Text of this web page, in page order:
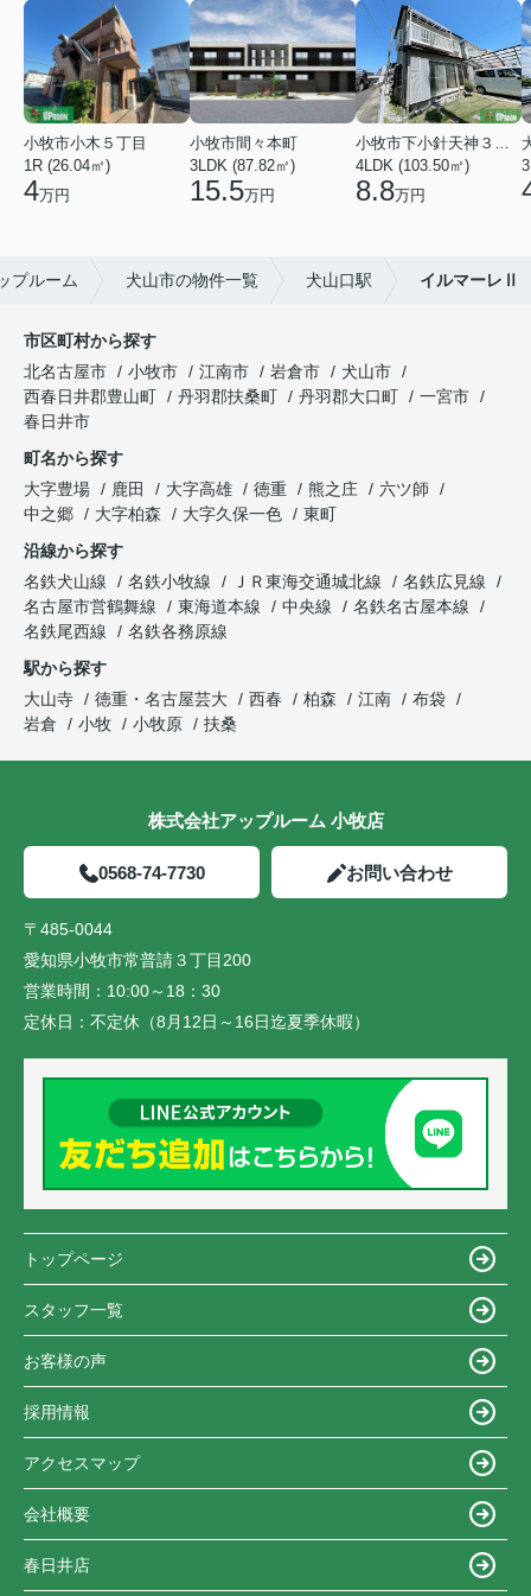
小牧市小木５丁目
1R (26.04㎡)
4万円
小牧市間々本町
3LDK (87.82㎡)
15.5万円
小牧市下小針天神３丁目
4LDK (103.50㎡)
8.8万円
プルーム 犬山市の物件一覧 犬山口駅 イルマーレⅡ
市区町村から探す
北名古屋市
小牧市 江南市 岩倉市
犬山市
西春日井郡豊山町
丹羽郡扶桑町 丹羽郡大口町
一宮市
春日井市
町名から探す
大字豊場
鹿田 大字高雄 徳重 熊之庄
六ツ師
中之郷
大字柏森 大字久保一色
東町
沿線から探す
名鉄犬山線
名鉄小牧線 ＪＲ東海交通城北線
名鉄広見線
名古屋市営鶴舞線
東海道本線 中央線
名鉄名古屋本線
名鉄尾西線
名鉄各務原線
駅から探す
大山寺
徳重・名古屋芸大 西春 柏森 江南
布袋
岩倉
小牧 小牧原 扶桑
株式会社アップルーム 小牧店
0568-74-7730 お問い合わせ
〒485-0044
愛知県小牧市常普請３丁目200
営業時間： 10:00～18：30
定休日： 不定休（8月12日～16日迄夏季休暇）
トップページ
スタッフ一覧
お客様の声
採用情報
アクセスマップ
会社概要
春日井店